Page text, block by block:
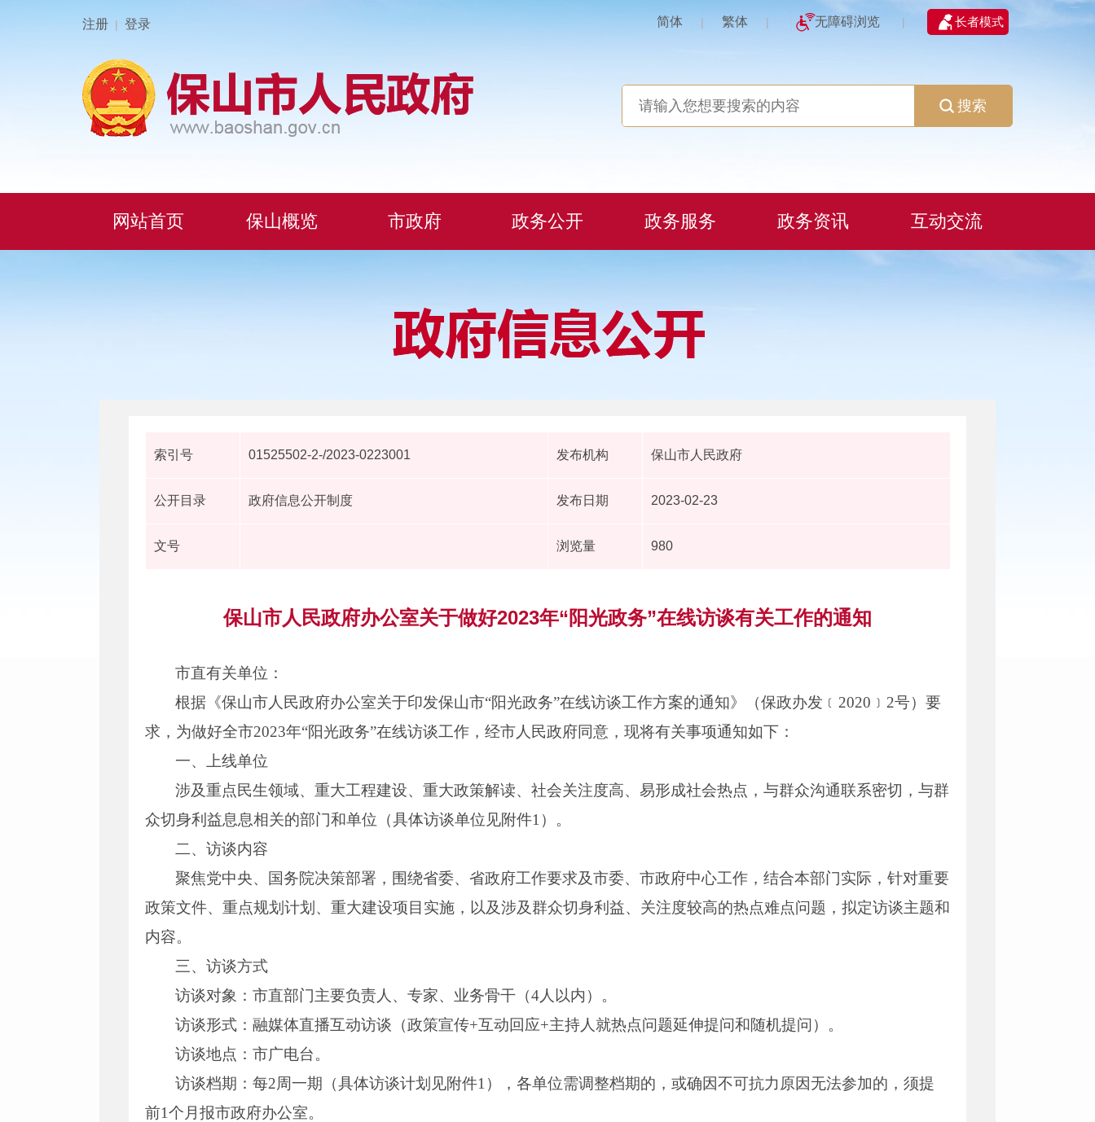
注册 | 登录 简体 | 繁体 | 无障碍浏览 | 长者模式
搜索
网站首页 保山概览 市政府 政务公开 政务服务 政务资讯 互动交流
索引号 01525502-2-/2023-0223001 发布机构 保山市人民政府
公开目录 政府信息公开制度 发布日期 2023-02-23
文号 浏览量 980
保山市人民政府办公室关于做好2023年“阳光政务”在线访谈有关工作的通知
市直有关单位：
根据《保山市人民政府办公室关于印发保山市“阳光政务”在线访谈工作方案的通知》（保政办发﹝2020﹞2号）要
求，为做好全市2023年“阳光政务”在线访谈工作，经市人民政府同意，现将有关事项通知如下：
一、上线单位
涉及重点民生领域、重大工程建设、重大政策解读、社会关注度高、易形成社会热点，与群众沟通联系密切，与群
众切身利益息息相关的部门和单位（具体访谈单位见附件1）。
二、访谈内容
聚焦党中央、国务院决策部署，围绕省委、省政府工作要求及市委、市政府中心工作，结合本部门实际，针对重要
政策文件、重点规划计划、重大建设项目实施，以及涉及群众切身利益、关注度较高的热点难点问题，拟定访谈主题和
内容。
三、访谈方式
访谈对象：市直部门主要负责人、专家、业务骨干（4人以内）。
访谈形式：融媒体直播互动访谈（政策宣传+互动回应+主持人就热点问题延伸提问和随机提问）。
访谈地点：市广电台。
访谈档期：每2周一期（具体访谈计划见附件1），各单位需调整档期的，或确因不可抗力原因无法参加的，须提
前1个月报市政府办公室。